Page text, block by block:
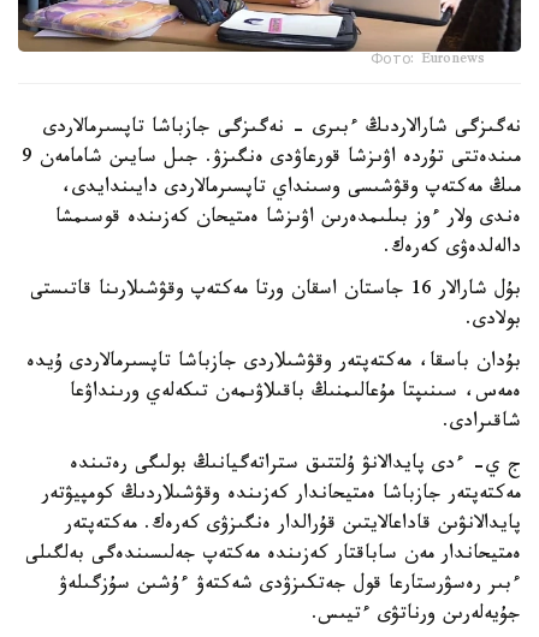
Фото: Euronews
نەگىزگى شارالاردىڭ ءبىرى - نەگىزگى جازباشا تاپسىرمالاردى
مىندەتتى تۇردە اۋىزشا قورعاۋدى ەنگىزۋ. جىل سايىن شامامەن 9
مىڭ مەكتەپ وقۋشىسى وسىنداي تاپسىرمالاردى دايىندايدى،
ەندى ولار ءوز بىلىمدەرىن اۋىزشا ەمتيحان كەزىندە قوسىمشا
دالەلدەۋى كەرەك.
بۇل شارالار 16 جاستان اسقان ورتا مەكتەپ وقۋشىلارىنا قاتىستى
بولادى.
بۇدان باسقا، مەكتەپتەر وقۋشىلاردى جازباشا تاپسىرمالاردى ۇيدە
ەمەس، سىنىپتا مۇعالىمنىڭ باقىلاۋىمەن تىكەلەي ورىنداۋعا
شاقىرادى.
ج ي- ءدى پايدالانۋ ۇلتتىق ستراتەگيانىڭ بولىگى رەتىندە
مەكتەپتەر جازباشا ەمتيحاندار كەزىندە وقۋشىلاردىڭ كومپيۋتەر
پايدالانۋىن قاداعالايتىن قۇرالدار ەنگىزۋى كەرەك. مەكتەپتەر
ەمتيحاندار مەن ساباقتار كەزىندە مەكتەپ جەلىسىندەگى بەلگىلى
ءبىر رەسۋرستارعا قول جەتكىزۋدى شەكتەۋ ءۇشىن سۇزگىلەۋ
جۇيەلەرىن ورناتۋى ءتيىس.